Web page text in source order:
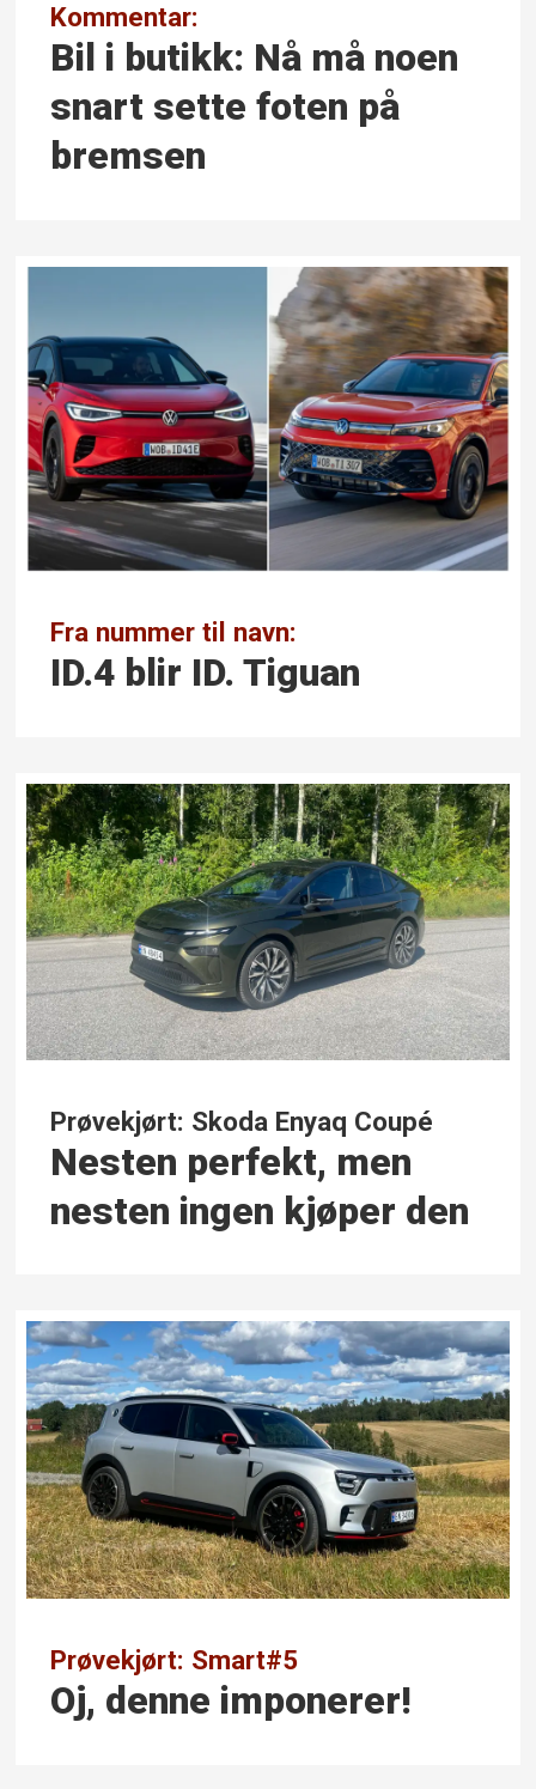
Kommentar:
Bil i butikk: Nå må noen
snart sette foten på
bremsen
Fra nummer til navn:
ID.4 blir ID. Tiguan
Prøvekjørt: Skoda Enyaq Coupé
Nesten perfekt, men
nesten ingen kjøper den
Prøvekjørt: Smart#5
Oj, denne imponerer!